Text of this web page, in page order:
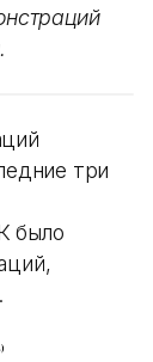
три
было